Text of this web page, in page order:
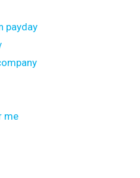
payday
me